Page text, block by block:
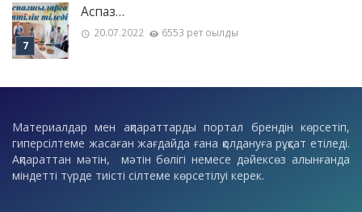
Аспаз…
20.07.2022 6553 рет оқылды
Материалдар мен ақпараттарды портал брендін көрсетіп,
гиперсілтеме жасаған жағдайда ғана қолдануға рұқсат етіледі.
Ақпараттан мәтін, мәтін бөлігі немесе дәйексөз алынғанда
міндетті түрде тиісті сілтеме көрсетілуі керек.